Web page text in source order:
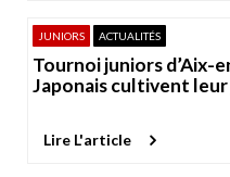
JUNIORS ACTUALITÉS
Tournoi juniors d’Aix-
Japonais cultivent leur
Lire L'article